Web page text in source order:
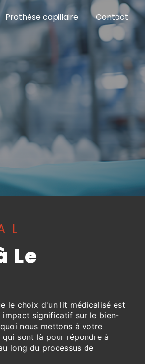
Prothèse capillaire Contact
Le
le choix d'un lit médicalisé est
impact significatif sur le bien-
nous mettons à votre
sont là pour répondre à
long du processus de